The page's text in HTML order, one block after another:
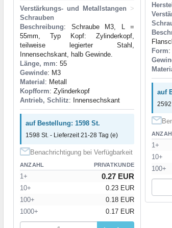
Verstärkungs- und Metallstangen >
Schrauben
Beschreibung: Schraube M3, L =
55mm, Typ Kopf: Zylinderkopf,
teilweise legierter Stahl,
Innensechskant, halb Gewinde.
Länge, mm: 55
Gewinde: M3
Material : Metall
Kopfform: Zylinderkopf
Antrieb, Schlitz: Innensechskant
auf Bestellung: 1598 St.
1598 St. - Lieferzeit 21-28 Tag (e)
Benachrichtigung bei Verfügbarkeit
ANZAHL PRIVATKUNDE
1+ 0.27 EUR
10+
0.23 EUR
100+
0.18 EUR
1000+
0.17 EUR
Form:
auf
1+
10+
100+